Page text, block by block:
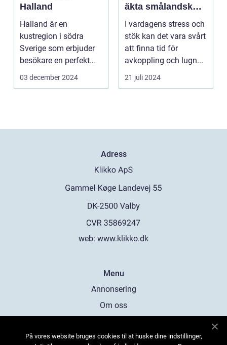
Halland
Halland är en
kustregion i södra
Sverige som erbjuder
besökare en perfekt
blandning a...
03 december 2024
äkta smålandsk
charm på
smålandstorpet
I vardagens stress och
stök kan det vara svårt
att finna tid för
avkoppling och lugn...
21 juli 2024
Adress
web: www.klikko.dk
Menu
Annonsering
Om oss
Kontakta oss
På vores website bruges cookies til at huske dine indstillinger,